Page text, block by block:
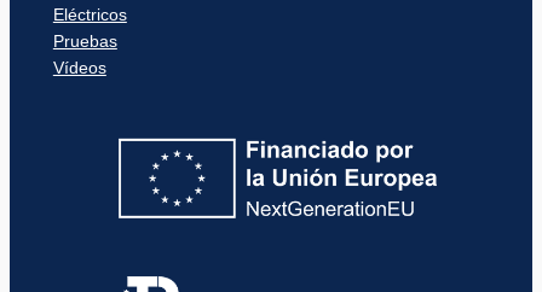
Eléctricos
Pruebas
Vídeos